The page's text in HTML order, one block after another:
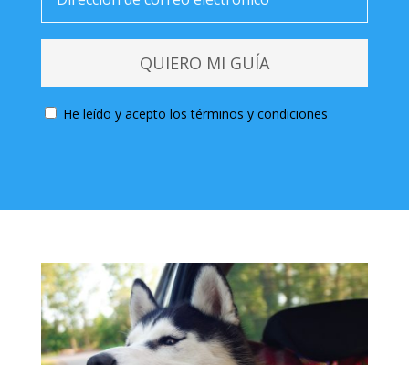
He leído y acepto los términos y condiciones